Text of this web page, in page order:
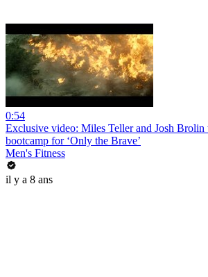
0:54
Exclusive video: Miles Teller and Josh
bootcamp for ‘Only the Brave’
Men's Fitness
il y a 8 ans